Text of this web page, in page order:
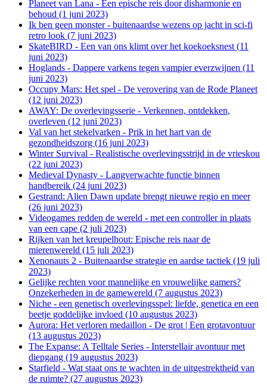
Planeet van Lana - Een epische reis door disharmonie en
behoud (1 juni 2023)
Ik ben geen monster - buitenaardse wezens op jacht in sci-fi
retro look (7 juni 2023)
SkateBIRD - Een van ons klimt over het koekoeksnest (11
juni 2023)
Hoglands - Dappere varkens tegen vampier everzwijnen (11
juni 2023)
Occupy Mars: Het spel - De verovering van de Rode Planeet
(12 juni 2023)
AWAY: De overlevingsserie - Verkennen, ontdekken,
overleven (12 juni 2023)
Val van het stekelvarken - Prik in het hart van de
gezondheidszorg (16 juni 2023)
Winter Survival - Realistische overlevingsstrijd in de vrieskou
(22 juni 2023)
Medieval Dynasty - Langverwachte functie binnen
handbereik (24 juni 2023)
Gestrand: Alien Dawn update brengt nieuwe regio en meer
(26 juni 2023)
Videogames redden de wereld - met een controller in plaats
van een cape (2 juli 2023)
Rijken van het kreupelhout: Epische reis naar de
mierenwereld (15 juli 2023)
Xenonauts 2 - Buitenaardse strategie en aardse tactiek (19 juli
2023)
Gelijke rechten voor mannelijke en vrouwelijke gamers?
Onzekerheden in de gamewereld (7 augustus 2023)
Niche - een genetisch overlevingsspel: liefde, genetica en een
beetje goddelijke invloed (10 augustus 2023)
Aurora: Het verloren medaillon - De grot | Een grotavontuur
(13 augustus 2023)
The Expanse: A Telltale Series - Interstellair avontuur met
diepgang (19 augustus 2023)
Starfield - Wat staat ons te wachten in de uitgestrektheid van
de ruimte? (27 augustus 2023)